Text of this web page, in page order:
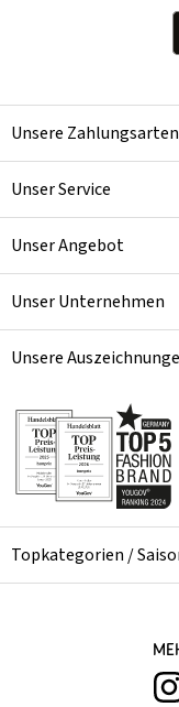
Unsere Zahlungsarten
Unser Service
Unser Angebot
Unser Unternehmen
Unsere
Topkategorien /